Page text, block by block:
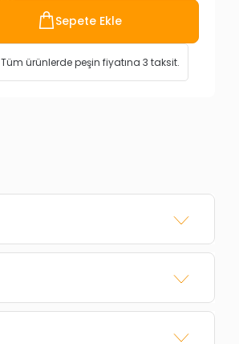
Sepete Ekle
Tüm ürünlerde peşin fiyatına 3 taksit.